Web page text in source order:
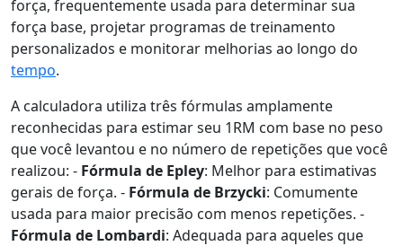
força, frequentemente usada para determinar sua
força base, projetar programas de treinamento
personalizados e monitorar melhorias ao longo do
tempo.
A calculadora utiliza três fórmulas amplamente
reconhecidas para estimar seu 1RM com base no peso
que você levantou e no número de repetições que você
realizou: - Fórmula de Epley: Melhor para estimativas
gerais de força. - Fórmula de Brzycki: Comumente
usada para maior precisão com menos repetições. -
Fórmula de Lombardi: Adequada para aqueles que